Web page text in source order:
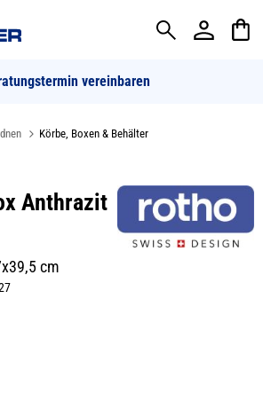
vereinbaren
Körbe, Boxen & Behälter
Anthrazit
cm